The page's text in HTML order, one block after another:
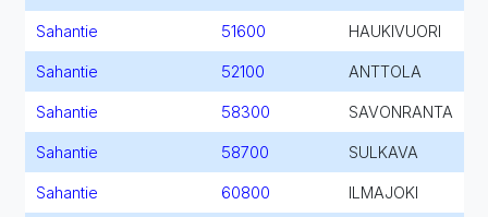
Sahantie 51600 HAUKIVUORI
Sahantie 52100 ANTTOLA
Sahantie 58300 SAVONRANTA
Sahantie 58700 SULKAVA
Sahantie 60800 ILMAJOKI